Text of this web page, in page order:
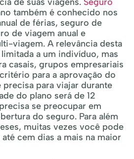
também é conhecido nos
de férias, seguro de
de viagem anual e
viagem. A relevância desta
a um indivíduo, mas
casais, grupos empresariais
para a aprovação do
para viajar durante
do plano será de 12
se ​​preocupar em
do seguro. Para além
muitas vezes você pode
cem dias a mais na maior